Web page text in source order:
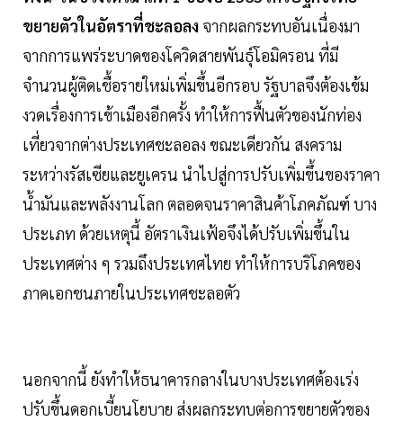
ขยายตัวในอัตราที่ชะลอลง จากผลกระทบอันเนื่องมา
จากการแพร่ระบาดของโควิดสายพันธุ์โอมิครอน ที่มี
จำนวนผู้ติดเชื้อรายใหม่เพิ่มขึ้นอีกรอบ รัฐบาลจึงต้องเข้ม
งวดเรื่องการเข้าเมืองอีกครั้ง ทำให้การฟื้นตัวของนักท่อง
เที่ยวจากต่างประเทศชะลอลง ขณะเดียวกัน สงคราม
ระหว่างรัสเซียและยูเครน นำไปสู่การปรับเพิ่มขึ้นของราคา
น้ำมันและพลังงานโลก ตลอดจนราคาสินค้าโภคภัณฑ์ บาง
ประเภท ด้วยเหตุนี้ อัตราเงินเฟ้อจึงได้ปรับเพิ่มขึ้นใน
ประเทศต่าง ๆ รวมถึงประเทศไทย ทำให้การบริโภคของ
ภาคเอกชนภายในประเทศชะลอตัว
นอกจากนี้ ยังทำให้ธนาคารกลางในบางประเทศต้องเร่ง
ปรับขึ้นดอกเบี้ยนโยบาย ส่งผลกระทบต่อการขยายตัวของ